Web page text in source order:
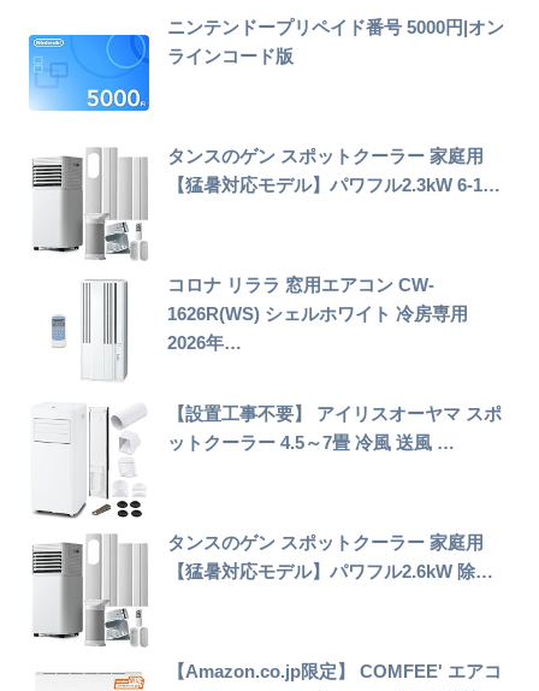
ニンテンドープリペイド番号 5000円|オン
ラインコード版
タンスのゲン スポットクーラー 家庭用
【猛暑対応モデル】パワフル2.3kW 6-1…
コロナ リララ 窓用エアコン CW-
1626R(WS) シェルホワイト 冷房専用
2026年…
【設置工事不要】 アイリスオーヤマ スポ
ットクーラー 4.5～7畳 冷風 送風 …
タンスのゲン スポットクーラー 家庭用
【猛暑対応モデル】パワフル2.6kW 除…
【Amazon.co.jp限定】 COMFEE' エアコ